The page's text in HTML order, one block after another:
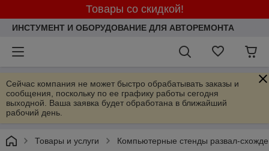
Товары со скидкой!
ИНСТУМЕНТ И ОБОРУДОВАНИЕ ДЛЯ АВТОРЕМОНТА
Сейчас компания не может быстро обрабатывать заказы и
сообщения, поскольку по ее графику работы сегодня
выходной. Ваша заявка будет обработана в ближайший
рабочий день.
Товары и услуги Компьютерные стенды развал-